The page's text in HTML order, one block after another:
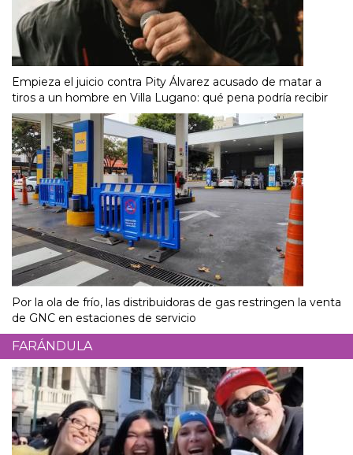
Empieza el juicio contra Pity Álvarez acusado de matar a
tiros a un hombre en Villa Lugano: qué pena podría recibir
Por la ola de frío, las distribuidoras de gas restringen la venta
de GNC en estaciones de servicio
FARÁNDULA